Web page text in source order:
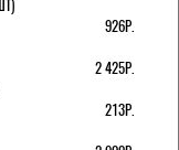
926Р.
2 425Р.
213Р.